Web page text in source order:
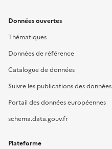
Données ouvertes
Thématiques
Données de référence
Catalogue de données
Suivre les publications des données
Portail des données européennes
schema.data.gouv.fr
Plateforme